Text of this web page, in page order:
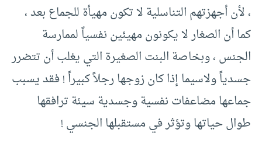
، لأن أجهزتهم التناسلية لا تكون مهيأة للجماع بعد ،
كما أن الصغار لا يكونون مهيئين نفسياً لممارسة
الجنس ، وبخاصة البنت الصغيرة التي يغلب أن تتضرر
جسدياً ولاسيما إذا كان زوجها رجلاً كبيراً ! فقد يسبب
جماعها مضاعفات نفسية وجسدية سيئة ترافقها
طوال حياتها وتؤثر في مستقبلها الجنسي !